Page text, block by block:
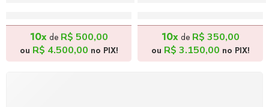
10xde R$ 500,00
ou R$ 4.500,00 no PIX!
10xde R$ 350,00
ou R$ 3.150,00 no PIX!